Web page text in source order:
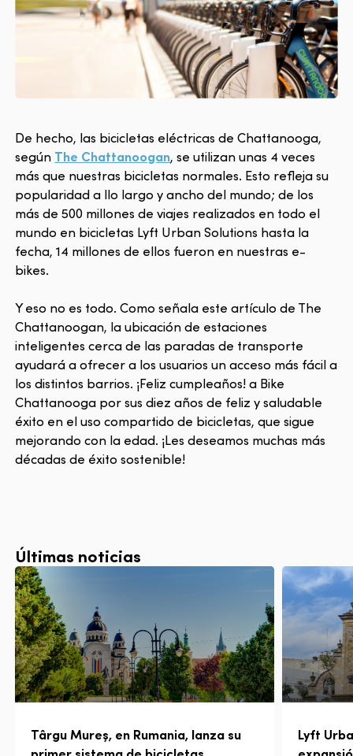
De hecho, las bicicletas eléctricas de Chattanooga,
según The Chattanoogan, se utilizan unas 4 veces
más que nuestras bicicletas normales. Esto refleja su
popularidad a llo largo y ancho del mundo; de los
más de 500 millones de viajes realizados en todo el
mundo en bicicletas Lyft Urban Solutions hasta la
fecha, 14 millones de ellos fueron en nuestras e-
bikes.
Y eso no es todo. Como señala este artículo de The
Chattanoogan, la ubicación de estaciones
inteligentes cerca de las paradas de transporte
ayudará a ofrecer a los usuarios un acceso más fácil a
los distintos barrios. ¡Feliz cumpleaños! a Bike
Chattanooga por sus diez años de feliz y saludable
éxito en el uso compartido de bicicletas, que sigue
mejorando con la edad. ¡Les deseamos muchas más
décadas de éxito sostenible!
Últimas noticias
Târgu Mureș, en Rumania, lanza su
Lyft